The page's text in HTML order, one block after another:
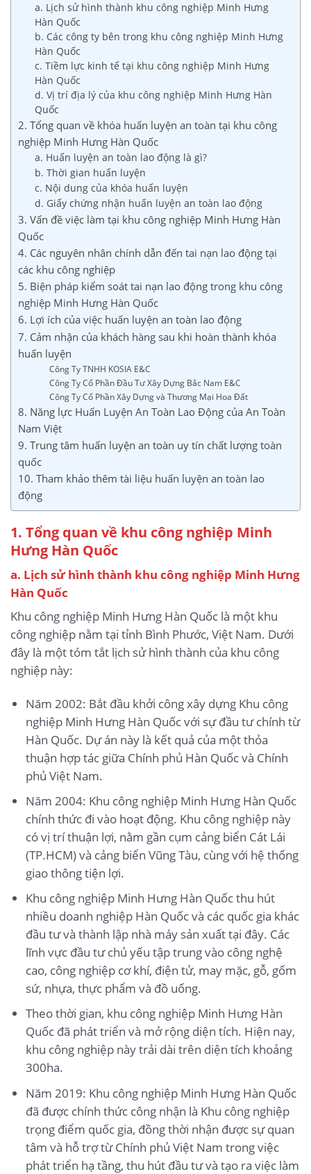
a. Lịch sử hình thành khu công nghiệp Minh Hưng
Hàn Quốc
b. Các công ty bên trong khu công nghiệp Minh Hưng
Hàn Quốc
c. Tiềm lực kinh tế tại khu công nghiệp Minh Hưng
Hàn Quốc
d. Vị trí địa lý của khu công nghiệp Minh Hưng Hàn
Quốc
2. Tổng quan về khóa huấn luyện an toàn tại khu công
nghiệp Minh Hưng Hàn Quốc
a. Huấn luyện an toàn lao động là gì?
b. Thời gian huấn luyện
c. Nội dung của khóa huấn luyện
d. Giấy chứng nhận huấn luyện an toàn lao động
3. Vấn đề việc làm tại khu công nghiệp Minh Hưng Hàn
Quốc
4. Các nguyên nhân chính dẫn đến tai nạn lao động tại
các khu công nghiệp
5. Biện pháp kiểm soát tai nạn lao động trong khu công
nghiệp Minh Hưng Hàn Quốc
6. Lợi ích của việc huấn luyện an toàn lao động
7. Cảm nhận của khách hàng sau khi hoàn thành khóa
huấn luyện
Công Ty TNHH KOSIA E&C
Công Ty Cổ Phần Đầu Tư Xây Dựng Bắc Nam E&C
Công Ty Cổ Phần Xây Dựng và Thương Mại Hoa Đất
8. Năng lực Huấn Luyện An Toàn Lao Động của An Toàn
Nam Việt
9. Trung tâm huấn luyện an toàn uy tín chất lượng toàn
quốc
10. Tham khảo thêm tài liệu huấn luyện an toàn lao
động
1. Tổng quan về khu công nghiệp Minh
Hưng Hàn Quốc
a. Lịch sử hình thành khu công nghiệp Minh Hưng
Hàn Quốc
Khu công nghiệp Minh Hưng Hàn Quốc là một khu
công nghiệp nằm tại tỉnh Bình Phước, Việt Nam. Dưới
đây là một tóm tắt lịch sử hình thành của khu công
nghiệp này:
Năm 2002: Bắt đầu khởi công xây dựng Khu công
nghiệp Minh Hưng Hàn Quốc với sự đầu tư chính từ
Hàn Quốc. Dự án này là kết quả của một thỏa
thuận hợp tác giữa Chính phủ Hàn Quốc và Chính
phủ Việt Nam.
Năm 2004: Khu công nghiệp Minh Hưng Hàn Quốc
chính thức đi vào hoạt động. Khu công nghiệp này
có vị trí thuận lợi, nằm gần cụm cảng biển Cát Lái
(TP.HCM) và cảng biển Vũng Tàu, cùng với hệ thống
giao thông tiện lợi.
Khu công nghiệp Minh Hưng Hàn Quốc thu hút
nhiều doanh nghiệp Hàn Quốc và các quốc gia khác
đầu tư và thành lập nhà máy sản xuất tại đây. Các
lĩnh vực đầu tư chủ yếu tập trung vào công nghệ
cao, công nghiệp cơ khí, điện tử, may mặc, gỗ, gốm
sứ, nhựa, thực phẩm và đồ uống.
Theo thời gian, khu công nghiệp Minh Hưng Hàn
Quốc đã phát triển và mở rộng diện tích. Hiện nay,
khu công nghiệp này trải dài trên diện tích khoảng
300ha.
Năm 2019: Khu công nghiệp Minh Hưng Hàn Quốc
đã được chính thức công nhận là Khu công nghiệp
trọng điểm quốc gia, đồng thời nhận được sự quan
tâm và hỗ trợ từ Chính phủ Việt Nam trong việc
phát triển hạ tầng, thu hút đầu tư và tạo ra việc làm